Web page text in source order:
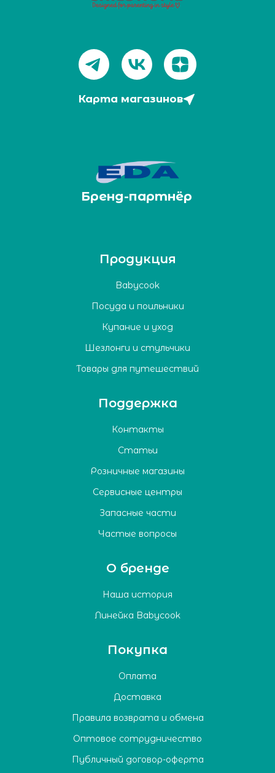
Карта магазинов
Бренд-партнёр
Продукция
Babycook
Посуда и поильники
Купание и уход
Шезлонги и стульчики
Товары для путешествий
Поддержка
Контакты
Статьи
Розничные магазины
Сервисные центры
Запасные части
Частые вопросы
О бренде
Наша история
Линейка Babycook
Покупка
Оплата
Доставка
Правила возврата и обмена
Оптовое сотрудничество
Публичный договор-оферта